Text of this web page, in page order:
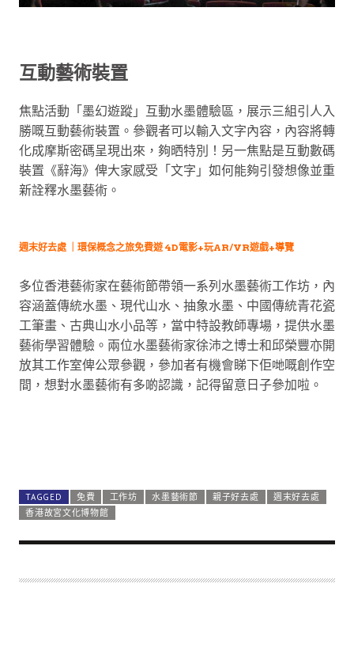
互動藝術裝置
焦點活動「墨幻遊蹤」互動水墨體驗區，展示三組引人入
勝嘅互動藝術裝置。參觀者可以輸入文字內容，內容將轉
化成摩斯密碼呈現出來，夠晒特別！另一焦點是互動數碼
裝置《辭海》俾大家感受「文字」如何能夠引發想像並重
新詮釋水墨藝術。
週末好去處 ｜環保概念之旅免費遊 4D電影+玩AR/VR遊戲+導覽
多位香港藝術家在藝術節帶領一系列水墨藝術工作坊，內
容涵蓋傳統水墨、現代山水、抽象水墨、中國傳統青花瓷
工筆畫、古典山水小品等，當中特設教師專場，提供水墨
藝術學習體驗。兩位水墨藝術家徐沛之博士和邱榮豐亦開
放其工作室俾公眾參觀，參加者有機會睇下佢哋嘅創作空
間，想對水墨藝術有多啲認識，記得留意日子參加啦。